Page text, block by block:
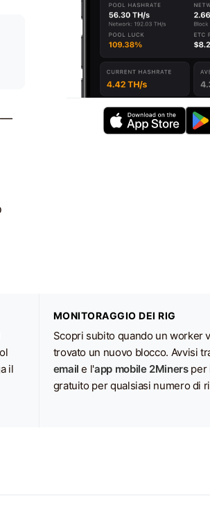
—
il
MONITORAGGIO DEI RIG
Scopri subito quando un worker
trovato un nuovo blocco. Avvisi
email e l'app mobile 2Minersper
gratuito per qualsiasi numero di